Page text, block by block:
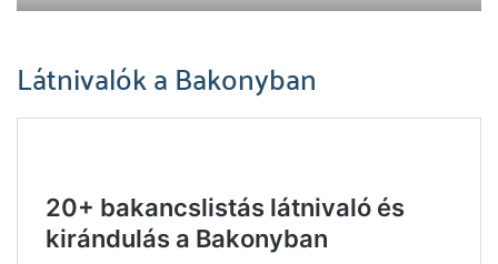
Látnivalók a Bakonyban